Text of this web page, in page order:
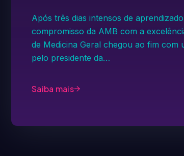
Após três dias intensos de
compromisso da AMB com a
de Medicina Geral chegou ao fim
pelo presidente da…
Saiba mais